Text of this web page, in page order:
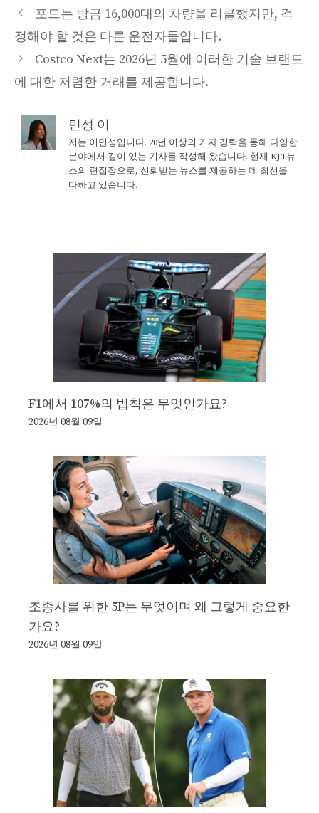
포드는 방금 16,000대의 차량을 리콜했지만, 걱
정해야 할 것은 다른 운전자들입니다.
Costco Next는 2026년 5월에 이러한 기술 브랜드
에 대한 저렴한 거래를 제공합니다.
민성 이
저는 이민성입니다. 20년 이상의 기자 경력을 통해 다양한
분야에서 깊이 있는 기사를 작성해 왔습니다. 현재 KJT뉴
스의 편집장으로, 신뢰받는 뉴스를 제공하는 데 최선을
다하고 있습니다.
F1에서 107%의 법칙은 무엇인가요?
2026년 08월 09일
조종사를 위한 5P는 무엇이며 왜 그렇게 중요한
가요?
2026년 08월 09일